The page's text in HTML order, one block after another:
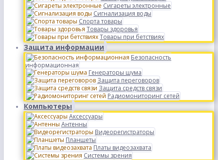
Сигареты электронные
Сигнализация воды
Спорта товары
Товары здоровья
Товары при бетствиях
Защита информации
Безопасность
информационная
Генераторы шума
Защита переговоров
Защита средств связи
Радиомониторинг сетей
Компьютеры
Аксессуары
Антенны
Видеорегистраторы
Планшеты
Платы видеозахвата
Системы зрения